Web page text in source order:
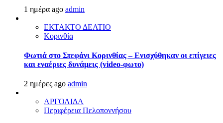
1 ημέρα ago admin
ΕΚΤΑΚΤΟ ΔΕΛΤΙΟ
Κορινθία
Φωτιά στο Στεφάνι Κορινθίας – Ενισχύθηκαν οι επίγειες
και εναέριες δυνάμεις (video-φωτο)
2 ημέρες ago admin
ΑΡΓΟΛΙΔΑ
Περιφέρεια Πελοποννήσου